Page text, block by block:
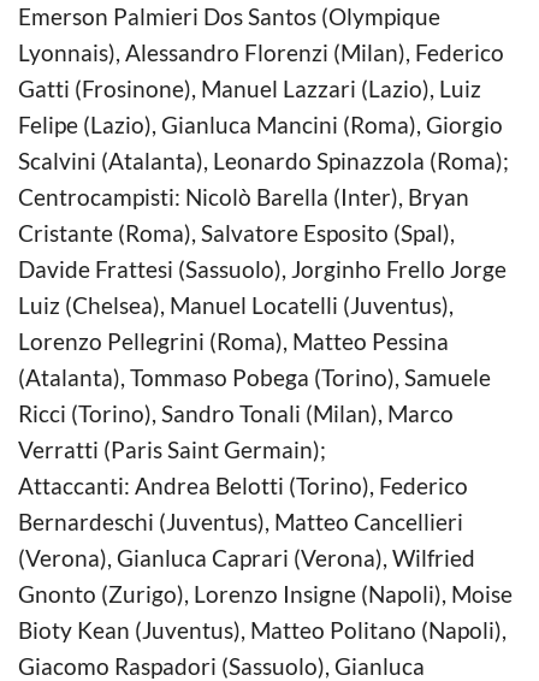
Emerson Palmieri Dos Santos (Olympique
Lyonnais), Alessandro Florenzi (Milan), Federico
Gatti (Frosinone), Manuel Lazzari (Lazio), Luiz
Felipe (Lazio), Gianluca Mancini (Roma), Giorgio
Scalvini (Atalanta), Leonardo Spinazzola (Roma);
Centrocampisti: Nicolò Barella (Inter), Bryan
Cristante (Roma), Salvatore Esposito (Spal),
Davide Frattesi (Sassuolo), Jorginho Frello Jorge
Luiz (Chelsea), Manuel Locatelli (Juventus),
Lorenzo Pellegrini (Roma), Matteo Pessina
(Atalanta), Tommaso Pobega (Torino), Samuele
Ricci (Torino), Sandro Tonali (Milan), Marco
Verratti (Paris Saint Germain);
Attaccanti: Andrea Belotti (Torino), Federico
Bernardeschi (Juventus), Matteo Cancellieri
(Verona), Gianluca Caprari (Verona), Wilfried
Gnonto (Zurigo), Lorenzo Insigne (Napoli), Moise
Bioty Kean (Juventus), Matteo Politano (Napoli),
Giacomo Raspadori (Sassuolo), Gianluca